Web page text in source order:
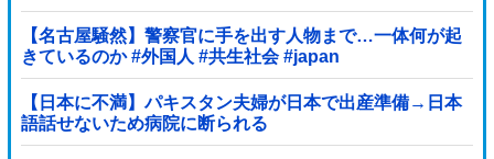
【名古屋騒然】警察官に手を出す人物まで…一体何が起
きているのか #外国人 #共生社会 #japan
【日本に不満】パキスタン夫婦が日本で出産準備→日本
語話せないため病院に断られる